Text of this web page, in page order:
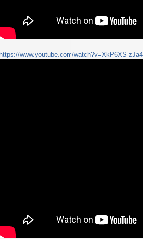
https://www.youtube.com/watch?v=XkP6XS-zJa4